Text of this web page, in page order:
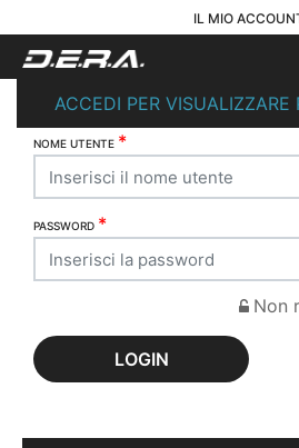
IL MIO
ACCEDI PER VISUALIZZARE
NOME UTENTE *
PASSWORD *
Non